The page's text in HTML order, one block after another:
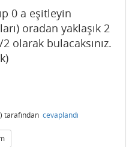
0 a eşitleyin
oradan yaklaşık 2
olarak bulacaksınız.
tarafından cevaplandı